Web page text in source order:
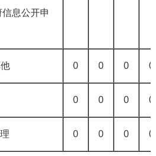
信息公开申
0 0 0 0
0 0 0 0
0 0 0 0